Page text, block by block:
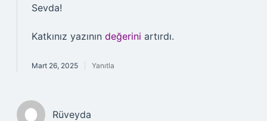
Sevda!
Katkınız yazının değerini artırdı.
Mart 26, 2025 Yanıtla
Rüveyda